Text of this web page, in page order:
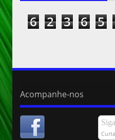
6 2 3 6 5
Acompanhe-nos